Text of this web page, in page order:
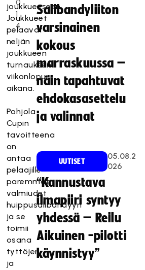
0
1
4
joukkueeseen.
Joukkueet
pelaavat
neljän
joukkueen
turnauksen
viikonlopun
aikana.
Pohjola
Cupin
tavoitteena
on
antaa
pelaajille
paremmat
valmiudet
huippusalibandyyn
ja se
toimii
osana
tyttöjen
ja
Salibandyliiton
varsinainen
kokous
marraskuussa –
näin tapahtuvat
ehdokasasettelu
ja valinnat
UUTISET
05.08.2
026
“Kannustava
ilmapiiri syntyy
yhdessä – Reilu
Aikuinen -pilotti
käynnistyy”